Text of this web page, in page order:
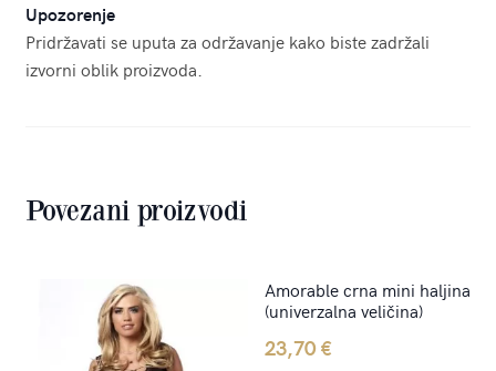
Upozorenje
Pridržavati se uputa za održavanje kako biste zadržali
izvorni oblik proizvoda.
Povezani proizvodi
Amorable crna mini haljina
(univerzalna veličina)
23,70€